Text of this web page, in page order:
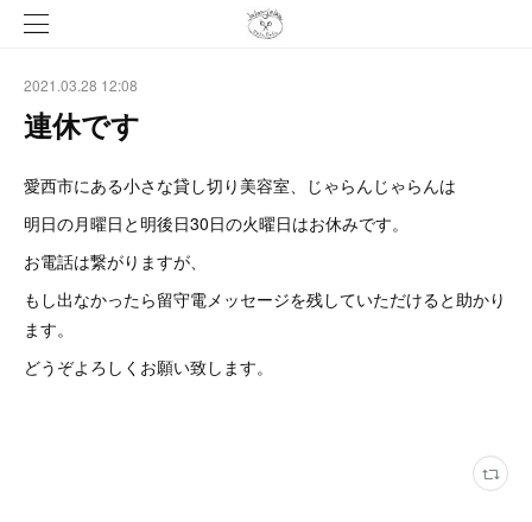
2021.03.28 12:08
連休です
愛西市にある小さな貸し切り美容室、じゃらんじゃらんは
明日の月曜日と明後日30日の火曜日はお休みです。
お電話は繋がりますが、
もし出なかったら留守電メッセージを残していただけると助かり
ます。
どうぞよろしくお願い致します。